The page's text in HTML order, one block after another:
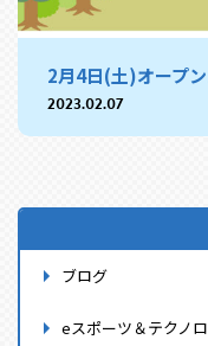
2月4日(土)オープ
2023.02.07
ブログ
eスポーツ＆テクノ